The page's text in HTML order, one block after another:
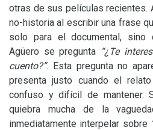
otras de sus películas recientes.
no-historia al escribir una frase
solo para el documental, sino
Agüero se pregunta “¿Te
cuento?”. Esta pregunta no
presenta justo cuando el
confuso y difícil de mantener.
quiebra mucha de la
inmediatamente interpelar sobre